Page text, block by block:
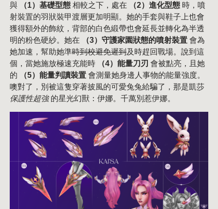
與 （1）基礎型態 相較之下，處在 （2）進化型態 時，噴
射裝置的羽狀裝甲渡層更加明顯。她的手套與鞋子上也會
獲得額外的飾紋，背部的白色緞帶也會延長並轉化為半透
明的粉色硬紗。她在
（3）守護家園狀態的噴射裝置 會為
她加速，幫助她準時到校避免遲到及時趕回戰場。說到這
個，當她施放極速充能時
（4）能量刀刃 會被點亮，且她
的
（5）能量判讀裝置 會測量她身邊人事物的能量強度。
噢對了，別被這隻穿著披風的可愛兔兔給騙了，那是凱莎
保護性超強的星光幻獸：伊娜。千萬別惹伊娜。